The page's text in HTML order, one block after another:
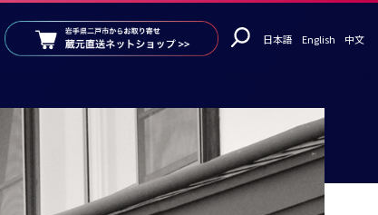
日本語 English 中文